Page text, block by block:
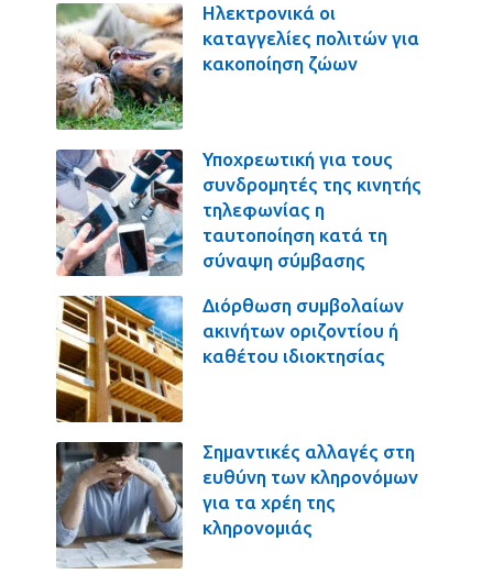
Ηλεκτρονικά οι
καταγγελίες πολιτών για
κακοποίηση ζώων
Υποχρεωτική για τους
συνδρομητές της κινητής
τηλεφωνίας η
ταυτοποίηση κατά τη
σύναψη σύμβασης
Διόρθωση συμβολαίων
ακινήτων οριζοντίου ή
καθέτου ιδιοκτησίας
Σημαντικές αλλαγές στη
ευθύνη των κληρονόμων
για τα χρέη της
κληρονομιάς